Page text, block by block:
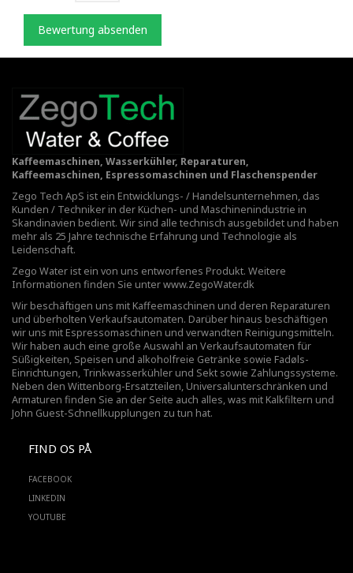
Bewertung absenden
Kaffeemaschinen, Wasserkühler, Reparaturen,
Kaffeemaschinen, Espressomaschinen und Flaschenspender
Zego Tech ApS ist ein Entwicklungs- / Handelsunternehmen, das
Kunden / Techniker in der Küchen- und Maschinenindustrie in
Skandinavien bedient. Wir sind alle technisch ausgebildet und haben
mehr als 25 Jahre technische Erfahrung und Technologie als
Leidenschaft.
Zego Water ist ein von uns entworfenes Produkt. Weitere
Informationen finden Sie unterwww.ZegoWater.dk
Wir beschäftigen uns mit Kaffeemaschinen und deren Reparaturen
und überholten Verkaufsautomaten. Darüber hinaus beschäftigen
wir uns mit Espressomaschinen und verwandten Reinigungsmitteln.
Wir haben auch eine große Auswahl an Verkaufsautomaten für
Süßigkeiten, Speisen und alkoholfreie Getränke sowie Fadøls-
Einrichtungen, Trinkwasserkühler und Sekt sowie Zahlungssysteme.
Neben den Wittenborg-Ersatzteilen, Universalunterschränken und
Armaturen finden Sie an der Seite auch alles, was mit Kalkfiltern und
John Guest-Schnellkupplungen zu tun hat.
FIND OS PÅ
FACEBOOK
LINKEDIN
YOUTUBE